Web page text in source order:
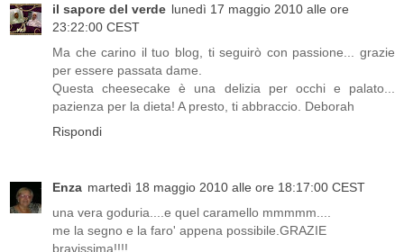
il sapore del verde lunedì 17 maggio 2010 alle ore
23:22:00 CEST
Ma che carino il tuo blog, ti seguirò con passione... grazie
per essere passata dame.
Questa cheesecake è una delizia per occhi e palato...
pazienza per la dieta! A presto, ti abbraccio. Deborah
Rispondi
Enza martedì 18 maggio 2010 alle ore 18:17:00 CEST
una vera goduria....e quel caramello mmmmm....
me la segno e la faro' appena possibile.GRAZIE
bravissima!!!!